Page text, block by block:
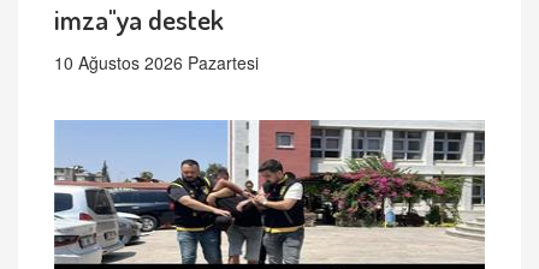
imza"ya destek
10 Ağustos 2026 Pazartesi